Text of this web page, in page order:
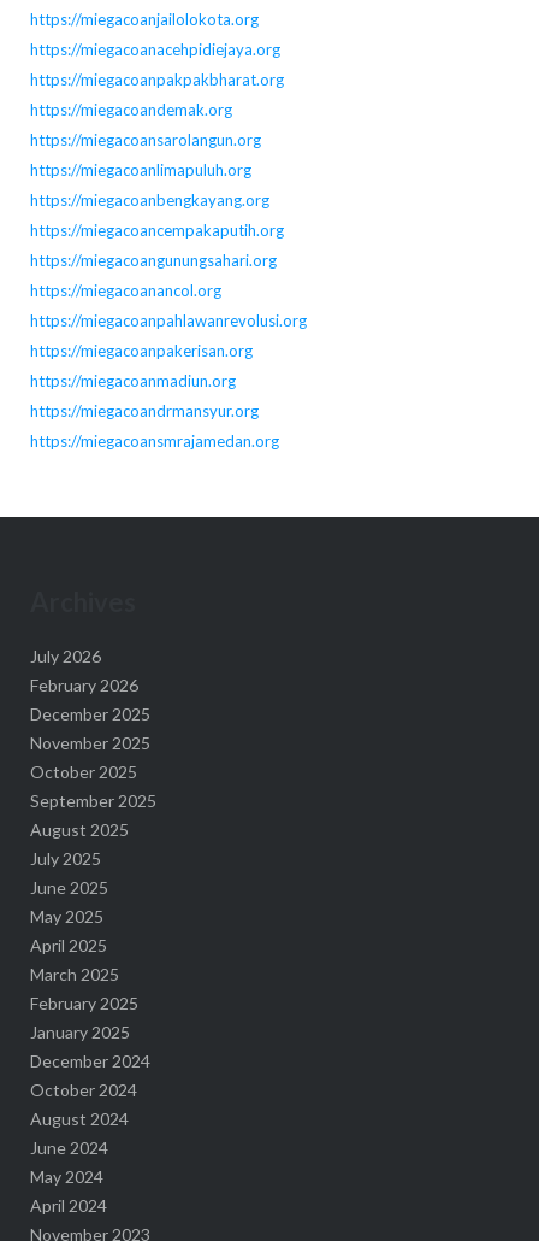
https://miegacoanjailolokota.org
https://miegacoanacehpidiejaya.org
https://miegacoanpakpakbharat.org
https://miegacoandemak.org
https://miegacoansarolangun.org
https://miegacoanlimapuluh.org
https://miegacoanbengkayang.org
https://miegacoancempakaputih.org
https://miegacoangunungsahari.org
https://miegacoanancol.org
https://miegacoanpahlawanrevolusi.org
https://miegacoanpakerisan.org
https://miegacoanmadiun.org
https://miegacoandrmansyur.org
https://miegacoansmrajamedan.org
July 2026
February 2026
December 2025
November 2025
October 2025
September 2025
August 2025
July 2025
June 2025
May 2025
April 2025
March 2025
February 2025
January 2025
December 2024
October 2024
August 2024
June 2024
May 2024
April 2024
November 2023